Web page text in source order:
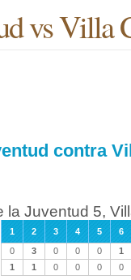
vs Villa
contra
la Juventud 5,
1 2 3 4 5 6
0 3 0 0 0 1
1 1 0 0 0 0